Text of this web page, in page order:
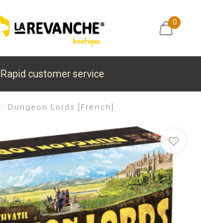
0
Rapid customer service
/ Dungeon Lords [French]